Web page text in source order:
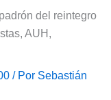
del reintegro
AUH,
/ Por Sebastián